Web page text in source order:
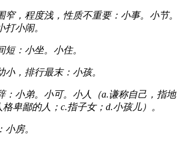
窄，程度浅，性质不重要：小事。小节。
打小闹。
短：小坐。小住。
小，排行最末：小孩。
：小弟。小可。小人（a.谦称自己，指地
卑鄙的人；c.指子女；d.小孩儿）。
小房。